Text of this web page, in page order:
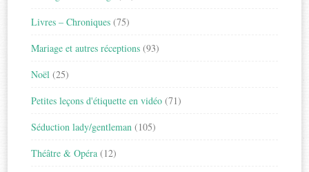
Livres – Chroniques (75)
Mariage et autres réceptions (93)
Noël (25)
Petites leçons d'étiquette en vidéo (71)
Séduction lady/gentleman (105)
Théâtre & Opéra (12)